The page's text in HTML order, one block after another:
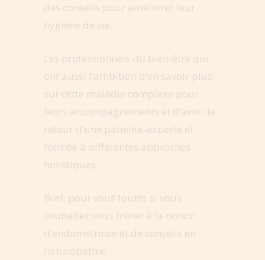
des conseils pour améliorer leur
hygiène de vie…
Les professionnels du bien-être qui
ont aussi l’ambition d’en savoir plus
sur cette maladie complexe pour
leurs accompagnements et d’avoir le
retour d’une patiente-experte et
formée à différentes approches
holistiques.
Bref, pour vous toutes si vous
souhaitez vous initier à la notion
d’endométriose et de conseils en
naturopathie.